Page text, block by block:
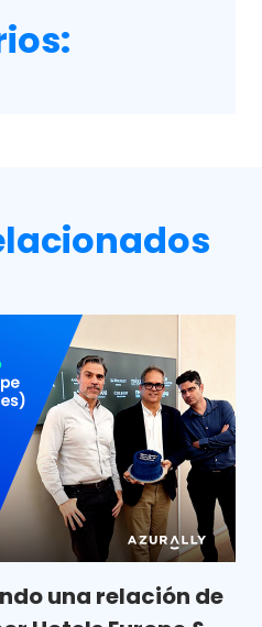
una relación de